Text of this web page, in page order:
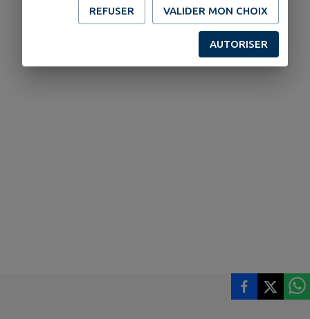
REFUSER VALIDER MON CHOIX
AUTORISER